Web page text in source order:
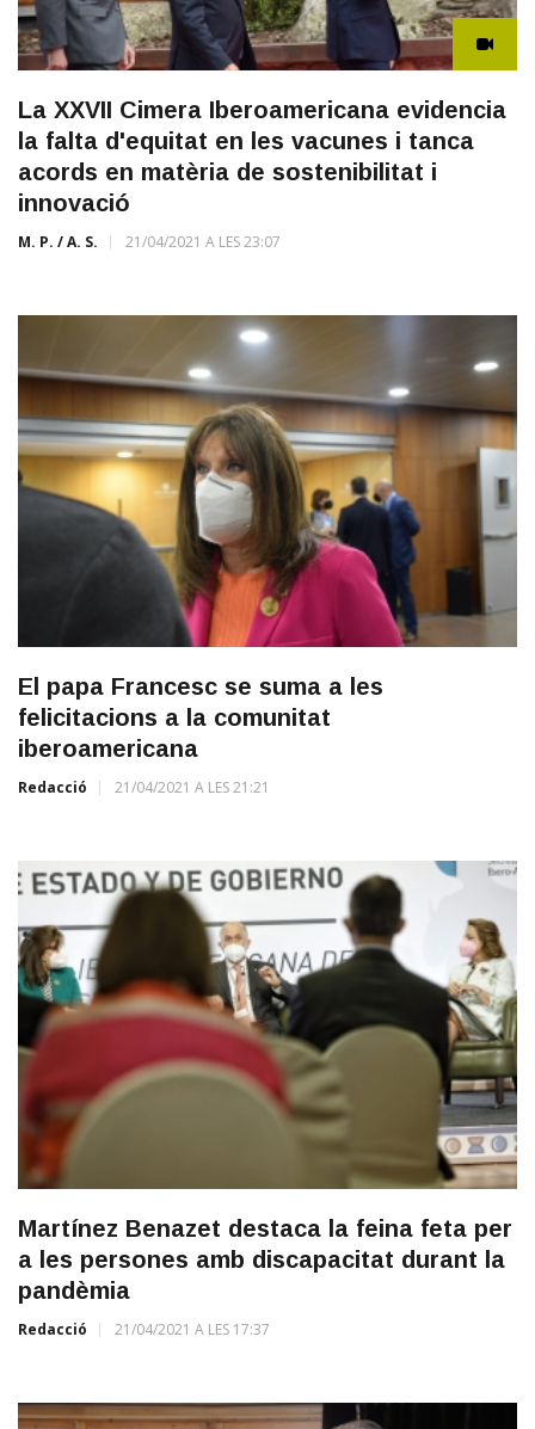
La XXVII Cimera Iberoamericana evidencia
la falta d'equitat en les vacunes i tanca
acords en matèria de sostenibilitat i
innovació
M. P. / A. S. 21/04/2021 A LES 23:07
El papa Francesc se suma a les
felicitacions a la comunitat
iberoamericana
Redacció 21/04/2021 A LES 21:21
Martínez Benazet destaca la feina feta per
a les persones amb discapacitat durant la
pandèmia
Redacció 21/04/2021 A LES 17:37